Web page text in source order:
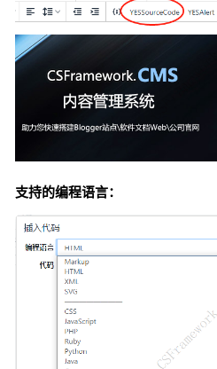
支持的编程语言：